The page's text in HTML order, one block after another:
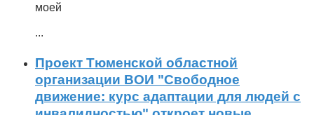
моей
...
Проект Тюменской областной
организации ВОИ "Свободное
движение: курс адаптации для людей с